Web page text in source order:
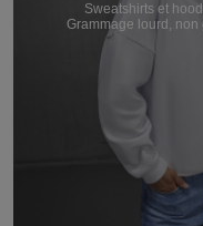
Sweatshirts et
Grammage lourd, non